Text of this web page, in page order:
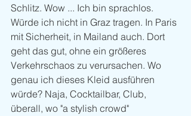
Schlitz. Wow ... Ich bin sprachlos.
Würde ich nicht in Graz tragen. In Paris
mit Sicherheit, in Mailand auch. Dort
geht das gut, ohne ein größeres
Verkehrschaos zu verursachen. Wo
genau ich dieses Kleid ausführen
würde? Naja, Cocktailbar, Club,
überall, wo "a stylish crowd"